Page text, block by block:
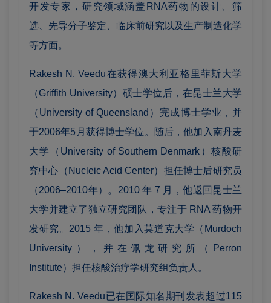
开发专家，研究领域涵盖RNA药物的设计、筛
选、先导分子鉴定、临床前研究以及生产制造化学
等方面。
Rakesh N. Veedu在获得澳大利亚格里菲斯大学
（Griffith University）硕士学位后，在昆士兰大学
（University of Queensland）完成博士学业，并
于2006年5月获得博士学位。随后，他加入南丹麦
大学（University of Southern Denmark）核酸研
究中心（Nucleic Acid Center）担任博士后研究员
（2006–2010年）。2010 年 7 月，他返回昆士兰
大学并建立了独立研究团队，专注于 RNA 药物开
发研究。2015 年，他加入莫道克大学（Murdoch
University），并在佩龙研究所（Perron
Institute）担任核酸治疗学研究组负责人。
Rakesh N. Veedu已在国际知名期刊发表超过115